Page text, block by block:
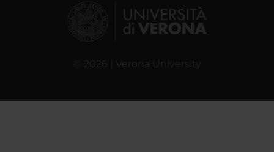
© 2026 | Verona University